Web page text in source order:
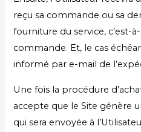
reçu sa commande ou sa
fourniture du service, c’est-
commande. Et, le cas
informé par e-mail de
Une fois la procédure
accepte que le Site génère
qui sera envoyée à